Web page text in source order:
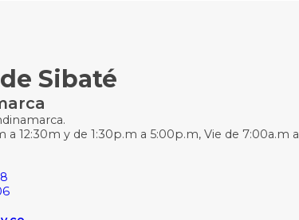
Sibaté
12:30m y de 1:30p.m a 5:00p.m, Vie de 7:00a.m a